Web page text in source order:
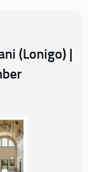
(Lonigo) |